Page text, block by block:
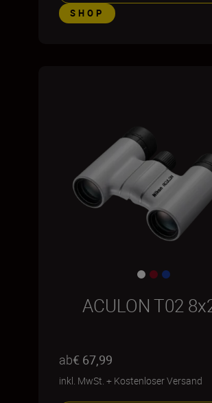
SHOP
ACULON T02
ab€ 67,99
inkl. MwSt. + Kostenloser Versand